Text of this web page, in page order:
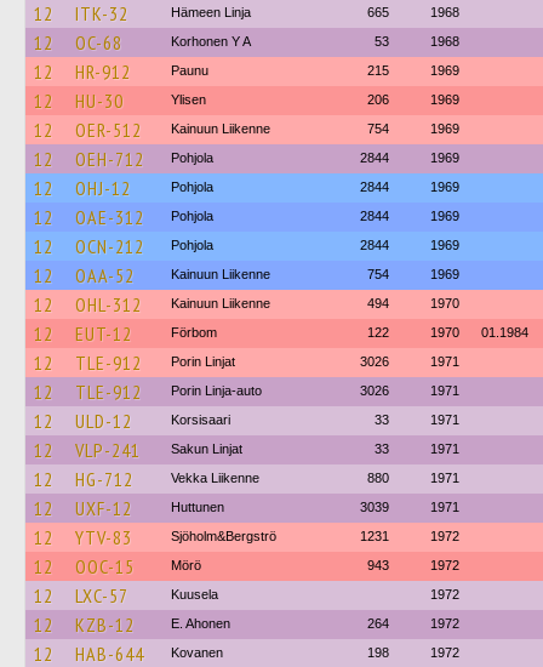
12 ITK-32 Hämeen Linja 665 1968
12 OC-68 Korhonen Y A 53 1968
12 HR-912 Paunu 215 1969
12 HU-30 Ylisen 206 1969
12 OER-512 Kainuun Liikenne 754 1969
12 OEH-712 Pohjola 2844 1969
12 OHJ-12 Pohjola 2844 1969
12 OAE-312 Pohjola 2844 1969
12 OCN-212 Pohjola 2844 1969
12 OAA-52 Kainuun Liikenne 754 1969
12 OHL-312 Kainuun Liikenne 494 1970
12 EUT-12 Förbom 122 1970 01.1984
12 TLE-912 Porin Linjat 3026 1971
12 TLE-912 Porin Linja-auto 3026 1971
12 ULD-12 Korsisaari 33 1971
12 VLP-241 Sakun Linjat 33 1971
12 HG-712 Vekka Liikenne 880 1971
12 UXF-12 Huttunen 3039 1971
12 YTV-83 Sjöholm&Bergströ 1231 1972
12 OOC-15 Mörö 943 1972
12 LXC-57 Kuusela 1972
12 KZB-12 E. Ahonen 264 1972
12 HAB-644 Kovanen 198 1972